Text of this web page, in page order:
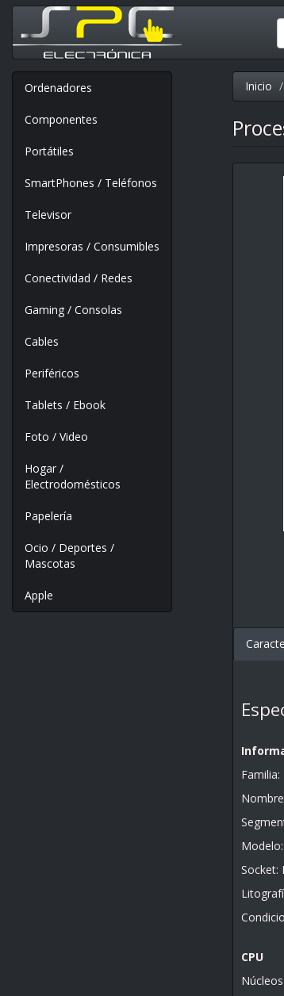
Ordenadores
Componentes
Portátiles
SmartPhones / Teléfonos
Televisor
Impresoras / Consumibles
Conectividad / Redes
Gaming / Consolas
Cables
Periféricos
Tablets / Ebook
Foto / Video
Hogar /
Electrodomésticos
Papelería
Ocio / Deportes /
Mascotas
Apple
Inicio
Socket:
CPU